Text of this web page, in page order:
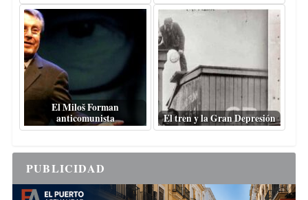
El Miloš Forman
anticomunista
El tren y la Gran Depresión
PUBLICIDAD